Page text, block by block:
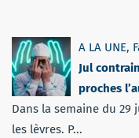
A LA UNE,
Jul
proches
Dans la semaine du
les lèvres. P...